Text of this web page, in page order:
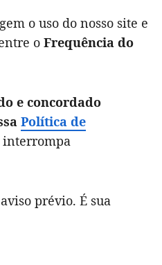
o uso do nosso site e
o Frequência do
e concordado
Política de
interrompa
prévio. É sua